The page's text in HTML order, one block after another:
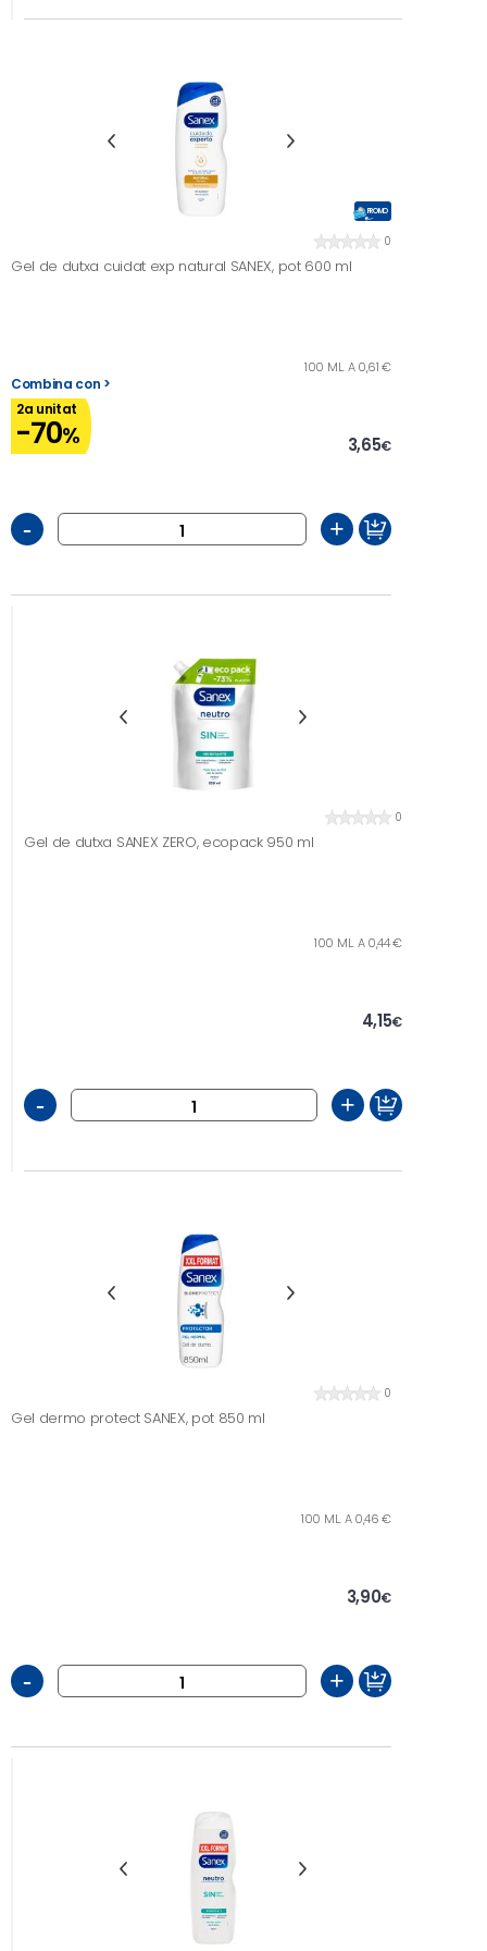
PROMO
0
Gel de dutxa cuidat exp natural SANEX, pot 600 ml
Combina con >
100 ML. A 0,61 €
2a unitat
-70% 3,65€
- +
0
Gel de dutxa SANEX ZERO, ecopack 950 ml
100 ML. A 0,44 €
4,15€
- +
0
Gel dermo protect SANEX, pot 850 ml
100 ML. A 0,46 €
3,90€
- +